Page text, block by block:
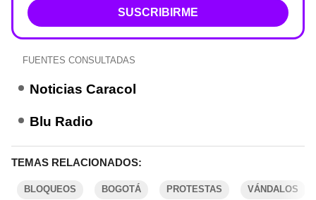
SUSCRIBIRME
FUENTES CONSULTADAS
Noticias Caracol
Blu Radio
TEMAS RELACIONADOS:
BLOQUEOS BOGOTÁ PROTESTAS VÁNDALOS